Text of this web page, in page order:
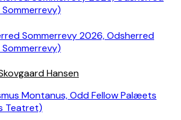
Sommerrevy 2026, Odsherred
Hansen